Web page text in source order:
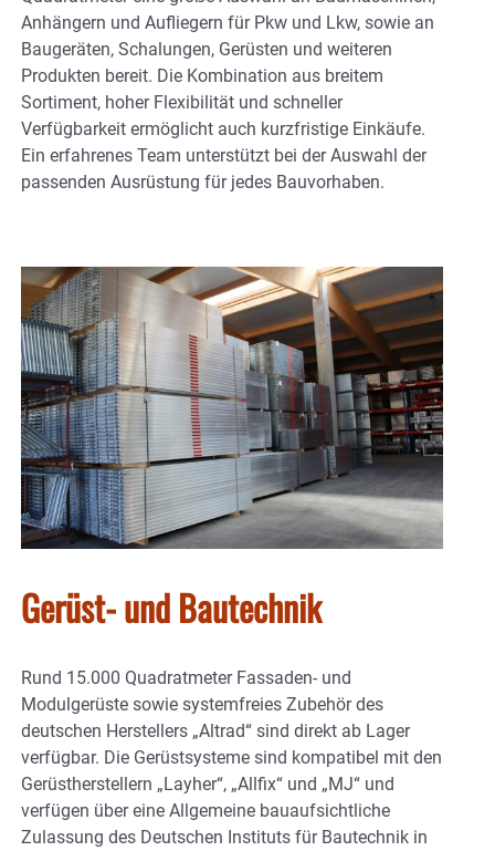
Anhängern und Aufliegern für Pkw und Lkw, sowie an
Baugeräten, Schalungen, Gerüsten und weiteren
Produkten bereit. Die Kombination aus breitem
Sortiment, hoher Flexibilität und schneller
Verfügbarkeit ermöglicht auch kurzfristige Einkäufe.
Ein erfahrenes Team unterstützt bei der Auswahl der
passenden Ausrüstung für jedes Bauvorhaben.
Gerüst- und Bautechnik
Rund 15.000 Quadratmeter Fassaden- und
Modulgerüste sowie systemfreies Zubehör des
deutschen Herstellers „Altrad“ sind direkt ab Lager
verfügbar. Die Gerüstsysteme sind kompatibel mit den
Gerüstherstellern „Layher“, „Allfix“ und „MJ“ und
verfügen über eine Allgemeine bauaufsichtliche
Zulassung des Deutschen Instituts für Bautechnik in